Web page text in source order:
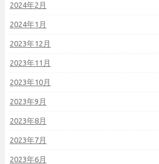
2024年2月
2024年1月
2023年12月
2023年11月
2023年10月
2023年9月
2023年8月
2023年7月
2023年6月